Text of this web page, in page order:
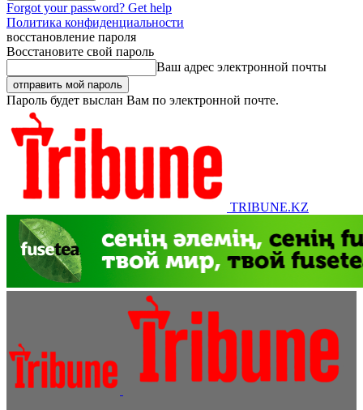
Forgot your password? Get help
Политика конфиденциальности
восстановление пароля
Восстановите свой пароль
Ваш адрес электронной почты
Пароль будет выслан Вам по электронной почте.
TRIBUNE.KZ